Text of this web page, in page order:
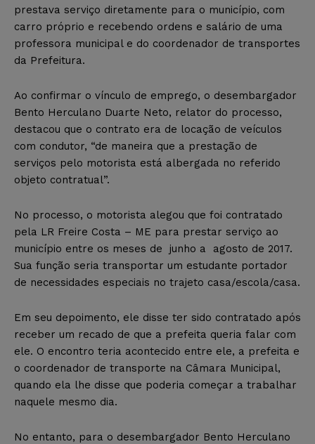
prestava serviço diretamente para o município, com
carro próprio e recebendo ordens e salário de uma
professora municipal e do coordenador de transportes
da Prefeitura.
Ao confirmar o vínculo de emprego, o desembargador
Bento Herculano Duarte Neto, relator do processo,
destacou que o contrato era de locação de veículos
com condutor, “de maneira que a prestação de
serviços pelo motorista está albergada no referido
objeto contratual”.
No processo, o motorista alegou que foi contratado
pela LR Freire Costa – ME para prestar serviço ao
município entre os meses de junho a agosto de 2017.
Sua função seria transportar um estudante portador
de necessidades especiais no trajeto casa/escola/casa.
Em seu depoimento, ele disse ter sido contratado após
receber um recado de que a prefeita queria falar com
ele. O encontro teria acontecido entre ele, a prefeita e
o coordenador de transporte na Câmara Municipal,
quando ela lhe disse que poderia começar a trabalhar
naquele mesmo dia.
No entanto, para o desembargador Bento Herculano